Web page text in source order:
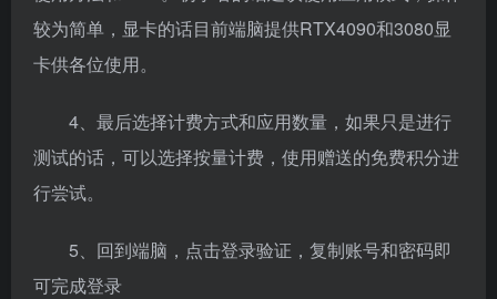
较为简单，显卡的话目前端脑提供RTX4090和3080显
卡供各位使用。
4、最后选择计费方式和应用数量，如果只是进行
测试的话，可以选择按量计费，使用赠送的免费积分进
行尝试。
5、回到端脑，点击登录验证，复制账号和密码即
可完成登录